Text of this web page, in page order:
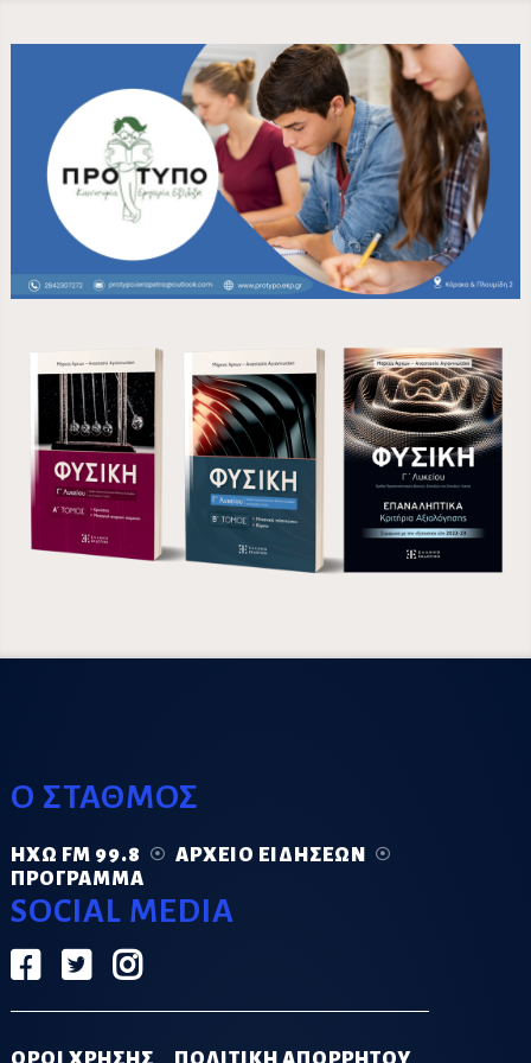
Ο ΣΤΑΘΜΟΣ
ΗΧΏ FM 99.8
ΑΡΧΕΊΟ ΕΙΔΉΣΕΩΝ
ΠΡΌΓΡΑΜΜΑ
SOCIAL MEDIA